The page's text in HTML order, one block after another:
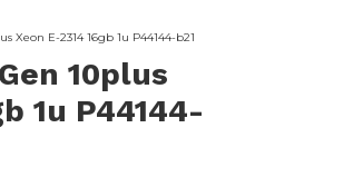
Xeon E-2314 16gb 1u P44144-b21
10plus
1u P44144-